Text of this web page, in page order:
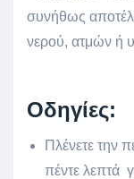
συνήθως
νερού, ατμών ή
Οδηγίες:
Πλένετε την
πέντε λεπτά